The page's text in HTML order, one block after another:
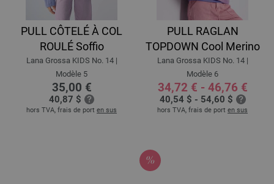
PULL CÔTELÉ À COL
ROULÉ Soffio
Lana Grossa KIDS No. 14 |
Modèle 5
35,00 €
40,87 $
hors TVA, frais de port en sus
PULL RAGLAN
TOPDOWN Cool Merino
Lana Grossa KIDS No. 14 |
Modèle 6
34,72 € - 46,76 €
40,54 $ - 54,60 $
hors TVA, frais de port en sus